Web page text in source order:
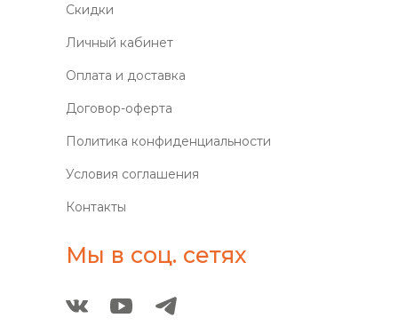
Скидки
Личный кабинет
Оплата и доставка
Договор-оферта
Политика конфиденциальности
Условия соглашения
Контакты
Мы в соц. сетях